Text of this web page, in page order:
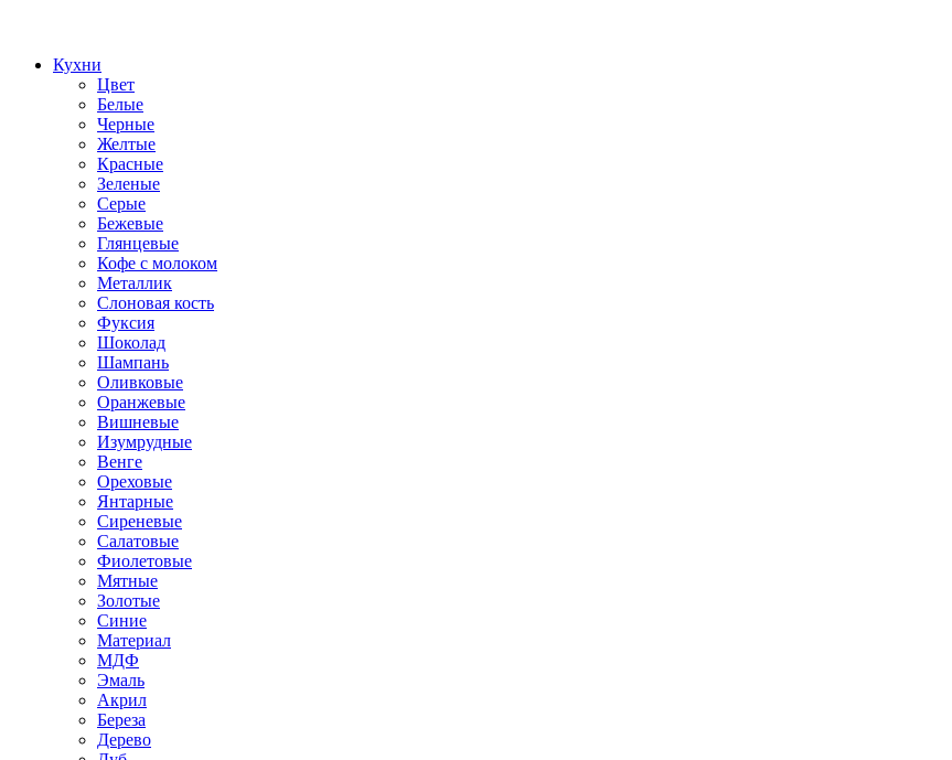
Кухни
Цвет
Белые
Черные
Желтые
Красные
Зеленые
Серые
Бежевые
Глянцевые
Кофе с молоком
Металлик
Слоновая кость
Фуксия
Шоколад
Шампань
Оливковые
Оранжевые
Вишневые
Изумрудные
Венге
Ореховые
Янтарные
Сиреневые
Салатовые
Фиолетовые
Мятные
Золотые
Синие
Материал
МДФ
Эмаль
Акрил
Береза
Дерево